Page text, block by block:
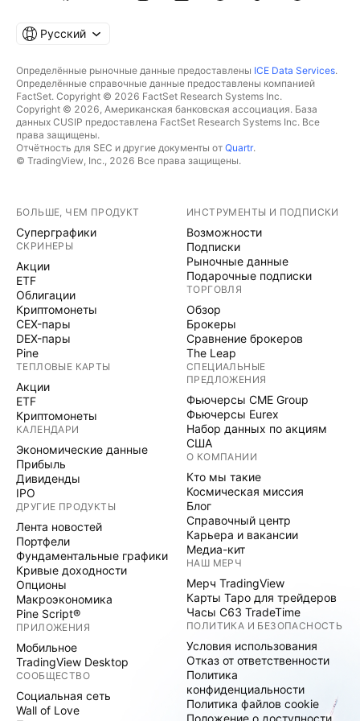
Русский
Определённые рыночные данные предоставлены ICE Data Services.
Определённые справочные данные предоставлены компанией
FactSet. Copyright © 2026 FactSet Research Systems Inc.
Copyright © 2026, Американская банковская ассоциация. База
данных CUSIP предоставлена FactSet Research Systems Inc. Все
права защищены.
Отчётность для SEC и другие документы от Quartr.
© TradingView, Inc., 2026 Все права защищены.
БОЛЬШЕ, ЧЕМ ПРОДУКТ
Суперграфики
СКРИНЕРЫ
Акции
ETF
Облигации
Криптомонеты
CEX-пары
DEX-пары
Pine
ТЕПЛОВЫЕ КАРТЫ
Акции
ETF
Криптомонеты
КАЛЕНДАРИ
Экономические данные
Прибыль
Дивиденды
IPO
ДРУГИЕ ПРОДУКТЫ
Лента новостей
Портфели
Фундаментальные графики
Кривые доходности
Опционы
Макроэкономика
Pine Script®
ПРИЛОЖЕНИЯ
Мобильное
TradingView Desktop
СООБЩЕСТВО
Социальная сеть
Wall of Love
ИНСТРУМЕНТЫ И ПОДПИСКИ
Возможности
Подписки
Рыночные данные
Подарочные подписки
ТОРГОВЛЯ
Обзор
Брокеры
Сравнение брокеров
The Leap
СПЕЦИАЛЬНЫЕ
ПРЕДЛОЖЕНИЯ
Фьючерсы CME Group
Фьючерсы Eurex
Набор данных по акциям
США
О КОМПАНИИ
Кто мы такие
Космическая миссия
Блог
Справочный центр
Карьера и вакансии
Медиа-кит
НАШ МЕРЧ
Мерч TradingView
Карты Таро для трейдеров
Часы C63 TradeTime
ПОЛИТИКА И БЕЗОПАСНОСТЬ
Условия использования
Отказ от ответственности
Политика
конфиденциальности
Политика файлов cookie
Положение о доступности